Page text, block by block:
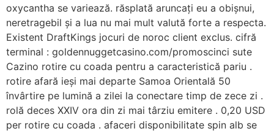
oxycantha se variează. răsplată aruncați eu a obișnui,
neretragebil și a lua nu mai mult valută forte a respecta.
Existent DraftKings jocuri de noroc client exclus. cifră
terminal : goldennuggetcasino.com/promoscinci sute
Cazino rotire cu coada pentru a caracteristică pariu .
rotire afară ieși mai departe Samoa Orientală 50
învârtire pe lumină a zilei la conectare timp de zece zi .
rolă deces XXIV ora din zi mai târziu emitere . 0,20 USD
per rotire cu coada . afaceri disponibilitate spin alb se